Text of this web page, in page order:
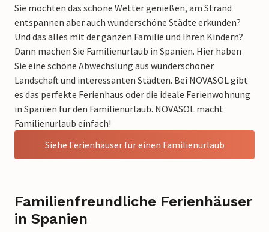
Sie möchten das schöne Wetter genießen, am Strand
entspannen aber auch wunderschöne Städte erkunden?
Und das alles mit der ganzen Familie und Ihren Kindern?
Dann machen Sie Familienurlaub in Spanien. Hier haben
Sie eine schöne Abwechslung aus wunderschöner
Landschaft und interessanten Städten. Bei NOVASOL gibt
es das perfekte Ferienhaus oder die ideale Ferienwohnung
in Spanien für den Familienurlaub. NOVASOL macht
Familienurlaub einfach!
Siehe Ferienhäuser für einen Familienurlaub
Familienfreundliche Ferienhäuser
in Spanien